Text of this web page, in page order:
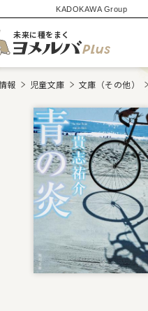
KADOKAWA Group
を開閉する
未来に種をまく
報 児童文庫 文庫（その他）